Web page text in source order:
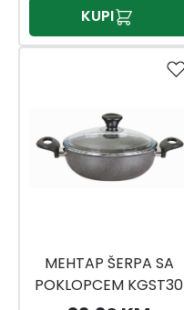
KUPI
MEHTAP ŠERPA SA
POKLOPCEM KGST30